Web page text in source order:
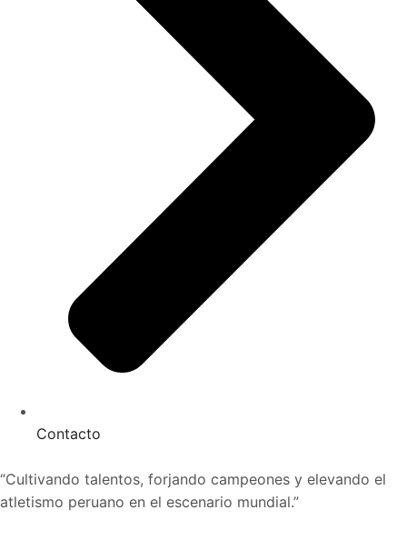
Contacto
“Cultivando talentos, forjando campeones y elevando el
atletismo peruano en el escenario mundial.”